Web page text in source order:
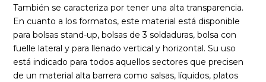
También se caracteriza por tener una alta transparencia.
En cuanto a los formatos, este material está disponible
para bolsas stand-up, bolsas de 3 soldaduras, bolsa con
fuelle lateral y para llenado vertical y horizontal. Su uso
está indicado para todos aquellos sectores que precisen
de un material alta barrera como salsas, líquidos, platos